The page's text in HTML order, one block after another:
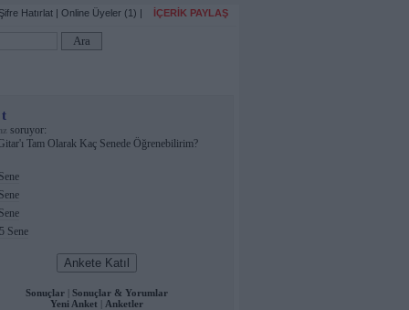
Hatırlat | Online Üyeler (1) | İÇERİK PAYLAŞ
soruyor:
Tam Olarak Kaç Senede Öğrenebilirim?
Sene
Sonuçlar
Sonuçlar & Yorumlar
Yeni Anket
Anketler